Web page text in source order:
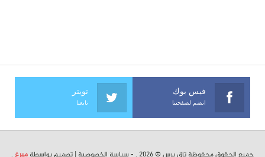
فيس بوك
انضم لصفحتنا
تويتر
تابعنا